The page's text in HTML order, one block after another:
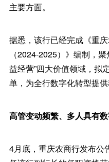
主要方面。
据悉，该行已经完成《重
（2024-2025）》编制，
益经营”四大价值领域，拟
单，为全行数字化转型提
高管变动频繁、多人具有
4月底，重庆农商行发布公